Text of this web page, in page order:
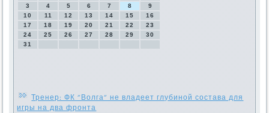
3
4 5 6 7 8
9
10
11 12 13 14 15
16
17
18 19 20 21 22
23
24
25 26 27 28 29
30
31
Тренер: ФК "Волга" не владеет глубиной состава для
игры на два фронта